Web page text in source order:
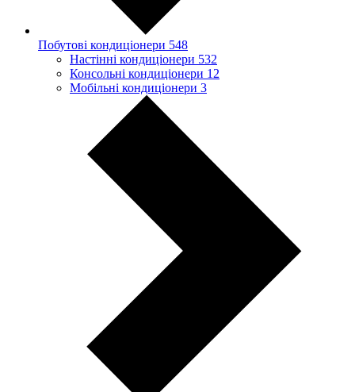
Побутові кондиціонери 548
Настінні кондиціонери 532
Консольні кондиціонери 12
Мобільні кондиціонери 3